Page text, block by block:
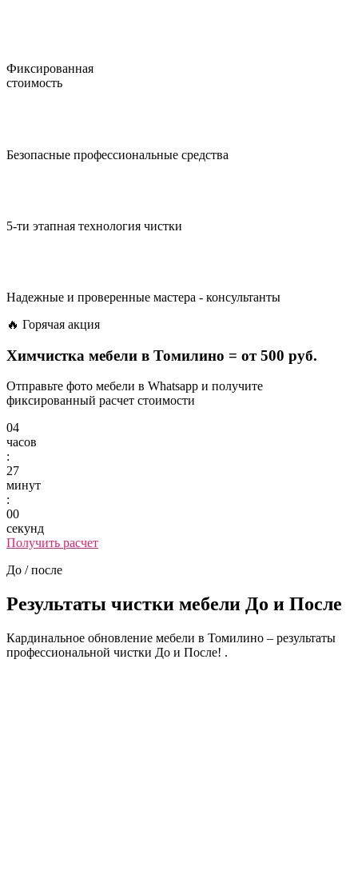
Фиксированная
стоимость
Безопасные профессиональные средства
5-ти этапная технология чистки
Надежные и проверенные мастера - консультанты
🔥 Горячая акция
Химчистка мебели в Томилино = от 500 руб.
Отправьте фото мебели в Whatsapp и получите
фиксированный расчет стоимости
04
часов
:
27
минут
:
00
секунд
Получить расчет
До / после
Результаты чистки мебели До и После
Кардинальное обновление мебели в Томилино – результаты
профессиональной чистки До и После! .